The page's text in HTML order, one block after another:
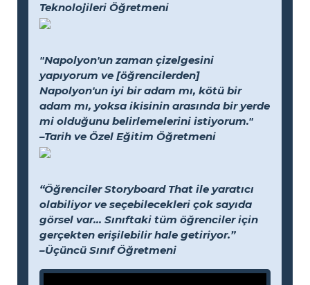
Teknolojileri Öğretmeni
"Napolyon'un zaman çizelgesini
yapıyorum ve [öğrencilerden]
Napolyon'un iyi bir adam mı, kötü bir
adam mı, yoksa ikisinin arasında bir yerde
mi olduğunu belirlemelerini istiyorum."
–Tarih ve Özel Eğitim Öğretmeni
“Öğrenciler Storyboard That ile yaratıcı
olabiliyor ve seçebilecekleri çok sayıda
görsel var... Sınıftaki tüm öğrenciler için
gerçekten erişilebilir hale getiriyor.”
–Üçüncü Sınıf Öğretmeni